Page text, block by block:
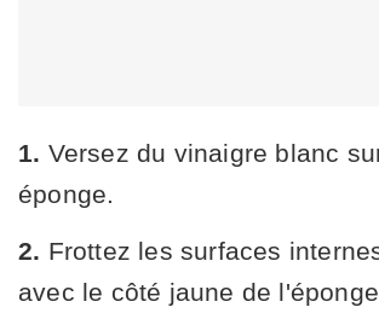
1. Versez du vinaigre blanc
éponge.
2. Frottez les surfaces
avec le côté jaune de